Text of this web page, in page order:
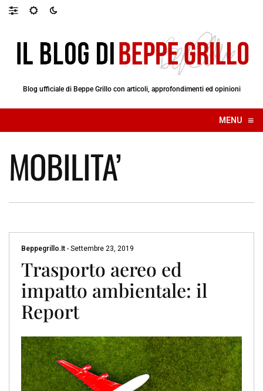
Blog ufficiale di Beppe Grillo con articoli, approfondimenti ed opinioni
MENU ≡
☰
MOBILITA’
Beppegrillo.it - Settembre 23, 2019
Trasporto aereo ed
impatto ambientale: il
Report